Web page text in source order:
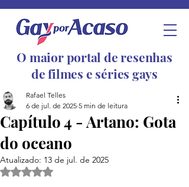
O maior portal de resenhas
de filmes e séries gays
Capítulo 4 - Artano: Gota
do oceano
Rafael Telles
6 de jul. de 2025 5 min de leitura
Atualizado: 13 de jul. de 2025
Avaliado com NaN de 5 estrelas.